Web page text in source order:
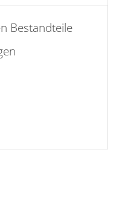
Bestandteile